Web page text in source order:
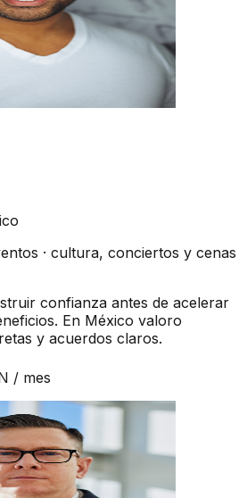
· cultura, conciertos y cenas
confianza antes de acelerar
En México valoro
y acuerdos claros.
/ mes